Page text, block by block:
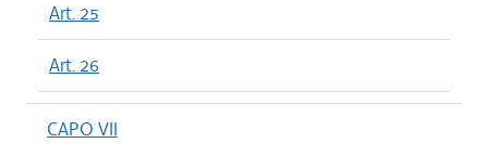
Art. 25
Art. 26
CAPO VII